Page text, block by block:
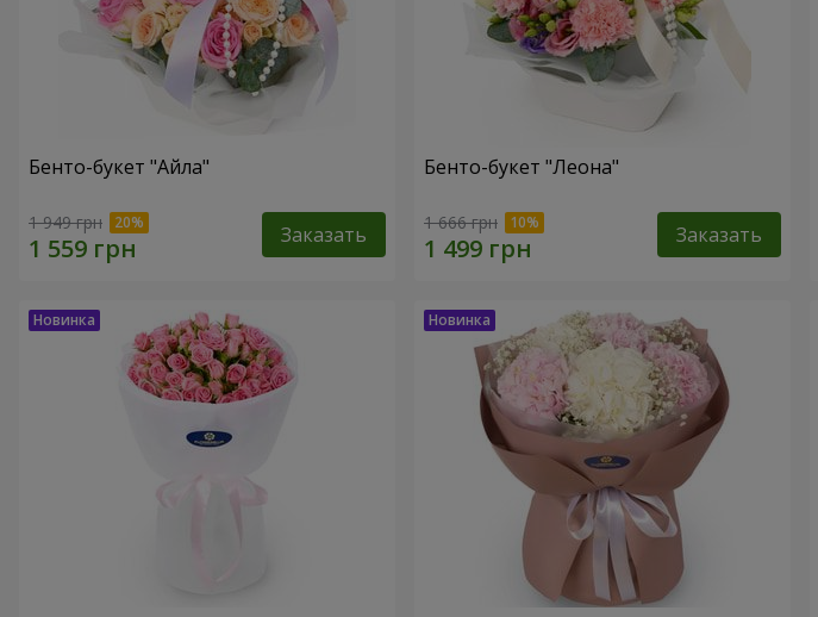
Бенто-букет "Айла"
1 949 грн Заказать
Бенто-букет "Леона"
1 666 грн Заказать